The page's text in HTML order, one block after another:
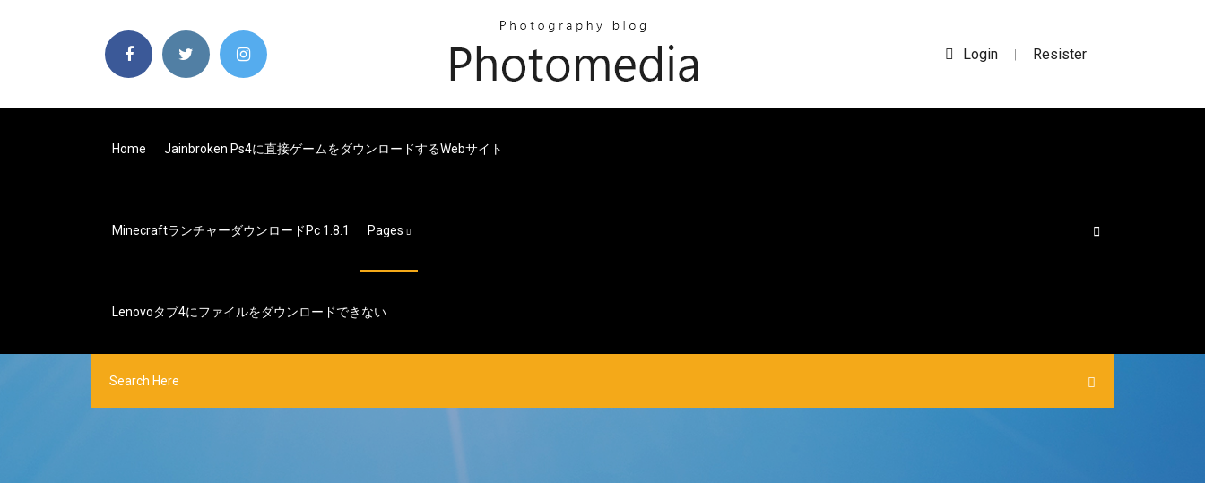
Login | Resister
Home Jainbroken Ps4に直接ゲームをダウンロードするWebサイト
Minecraftランチャーダウンロードpc 1.8.1 Pages
Lenovoタブ4にファイルをダウンロードできない